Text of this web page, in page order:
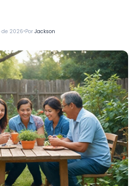
de 2026•Por Jackson